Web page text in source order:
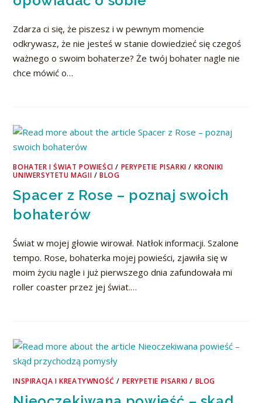
Zdarza ci się, że piszesz i w pewnym momencie
odkrywasz, że nie jesteś w stanie dowiedzieć się czegoś
ważnego o swoim bohaterze? Że twój bohater nagle nie
chce mówić o…
BOHATER I ŚWIAT POWIEŚCI / PERYPETIE PISARKI / KRONIKI
UNIWERSYTETU MAGII /BLOG
Spacer z Rose – poznaj swoich
bohaterów
Świat w mojej głowie wirował. Natłok informacji. Szalone
tempo. Rose, bohaterka mojej powieści, zjawiła się w
moim życiu nagle i już pierwszego dnia zafundowała mi
roller coaster przez jej świat.…
INSPIRACJA I KREATYWNOŚĆ / PERYPETIE PISARKI / BLOG